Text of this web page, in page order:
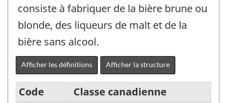
consiste à fabriquer de la bière brune ou
blonde, des liqueurs de malt et de la
bière sans alcool.
Afficher les définitions Afficher la structure
Code
Classe canadienne